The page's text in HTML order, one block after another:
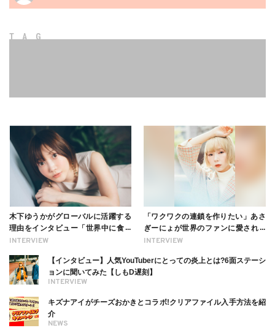
TAG
INTERVIEW
木下ゆうかがグローバルに活躍する
理由をインタビュー「世界中に食べ
る幸せを伝えたい」新事務所加入に
INTERVIEW
「ワクワクの連鎖を作りたい」あさ
ぎーにょが世界のファンに愛される
理由【インタビュー】
INTERVIEW
【インタビュー】人気YouTuberにとっての炎上とは?6面ステーシ
ョンに聞いてみた【しもD遅刻】
NEWS
キズナアイがチーズおかきとコラボ!クリアファイル入手方法を紹
介